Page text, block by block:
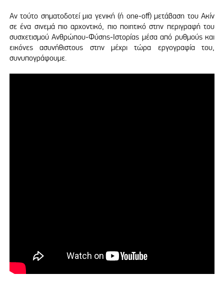
Αν τούτο σηματοδοτεί μια γενική (ή one-off) μετάβαση του Ακίν
σε ένα σινεμά πιο αρχοντικό, πιο ποιητικό στην περιγραφή του
συσχετισμού Ανθρώπου-Φύσης-Ιστορίας μέσα από ρυθμούς και
εικόνες ασυνήθιστους στην μέχρι τώρα εργογραφία του,
συνυπογράφουμε.